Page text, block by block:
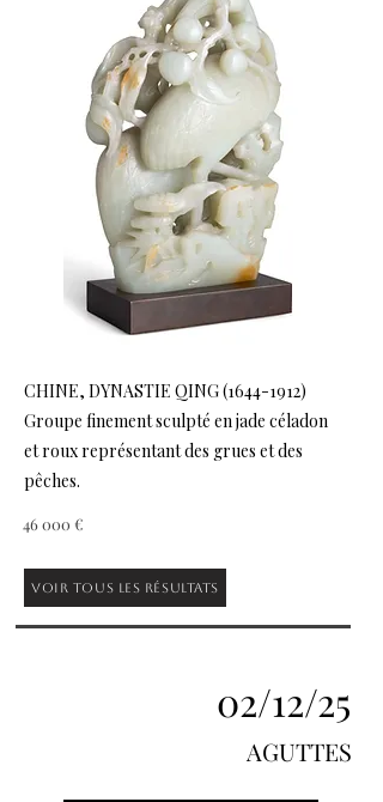
CHINE, DYNASTIE QING(1644-1912)
Groupe finement sculpté en jade céladon
et roux représentant des grues et des
pêches.
46 000 €
Voir tous les résultats
02/12/25
AGUTTES